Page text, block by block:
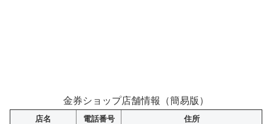
金券ショップ店舗情報（簡易版）
店名 電話番号
住所